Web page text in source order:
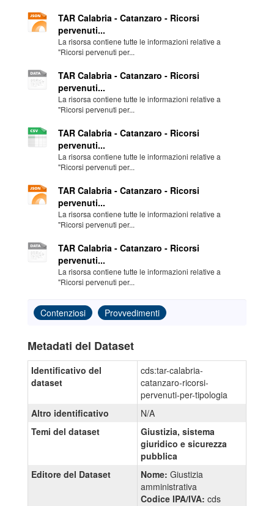
TAR Calabria - Catanzaro - Ricorsi
pervenuti...
La risorsa contiene tutte le informazioni relative a
"Ricorsi pervenuti per...
TAR Calabria - Catanzaro - Ricorsi
pervenuti...
La risorsa contiene tutte le informazioni relative a
"Ricorsi pervenuti per...
TAR Calabria - Catanzaro - Ricorsi
pervenuti...
La risorsa contiene tutte le informazioni relative a
"Ricorsi pervenuti per...
TAR Calabria - Catanzaro - Ricorsi
pervenuti...
La risorsa contiene tutte le informazioni relative a
"Ricorsi pervenuti per...
TAR Calabria - Catanzaro - Ricorsi
pervenuti...
La risorsa contiene tutte le informazioni relative a
"Ricorsi pervenuti per...
Contenziosi Provvedimenti
Metadati del Dataset
Identificativo del
dataset
cds:tar-calabria-
catanzaro-ricorsi-
pervenuti-per-tipologia
Altro identificativo
N/A
Temi del dataset
Giustizia, sistema
giuridico e sicurezza
pubblica
Editore del Dataset
Nome: Giustizia
amministrativa
Codice IPA/IVA: cds